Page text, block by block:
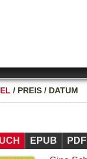
/ PREIS / DATUM
EPUB
PDF